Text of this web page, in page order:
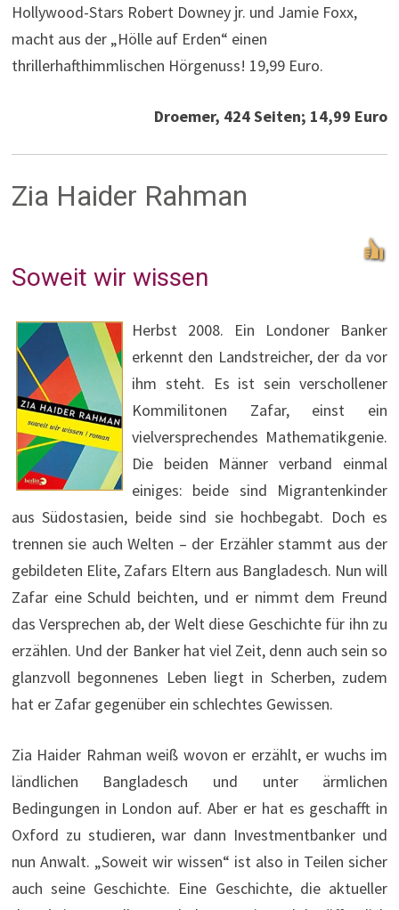
Hollywood-Stars Robert Downey jr. und Jamie Foxx,
macht aus der „Hölle auf Erden“ einen
thrillerhafthimmlischen Hörgenuss! 19,99 Euro.
Droemer, 424 Seiten; 14,99 Euro
Zia Haider Rahman
Soweit wir wissen
Herbst 2008. Ein Londoner Banker
erkennt den Landstreicher, der da vor
ihm steht. Es ist sein verschollener
Kommilitonen Zafar, einst ein
vielversprechendes Mathematikgenie.
Die beiden Männer verband einmal
einiges: beide sind Migrantenkinder
aus Südostasien, beide sind sie hochbegabt. Doch es
trennen sie auch Welten – der Erzähler stammt aus der
gebildeten Elite, Zafars Eltern aus Bangladesch. Nun will
Zafar eine Schuld beichten, und er nimmt dem Freund
das Versprechen ab, der Welt diese Geschichte für ihn zu
erzählen. Und der Banker hat viel Zeit, denn auch sein so
glanzvoll begonnenes Leben liegt in Scherben, zudem
hat er Zafar gegenüber ein schlechtes Gewissen.
Zia Haider Rahman weiß wovon er erzählt, er wuchs im
ländlichen Bangladesch und unter ärmlichen
Bedingungen in London auf. Aber er hat es geschafft in
Oxford zu studieren, war dann Investmentbanker und
nun Anwalt. „Soweit wir wissen“ ist also in Teilen sicher
auch seine Geschichte. Eine Geschichte, die aktueller